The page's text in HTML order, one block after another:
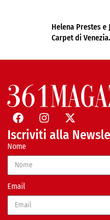
Helena Prestes e
Carpet di
Iscriviti alla
Nome
Email